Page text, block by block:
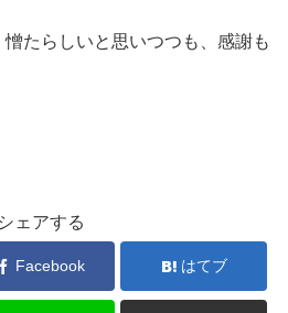
たらしいと思いつつも、感謝も
シェアする
Facebook はてブ